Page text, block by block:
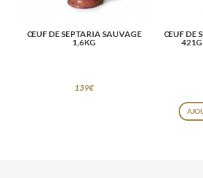
sur
ŒUF DE SEPTARIA SAUVAGE
1,6KG
139€
ŒUF DE